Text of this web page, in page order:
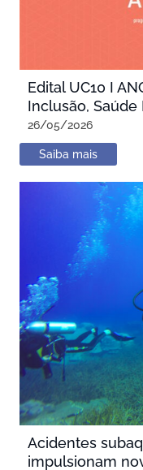
Edital UC10 I
Inclusão,
26/05/2026
Saiba mais
Acidentes
impulsionam